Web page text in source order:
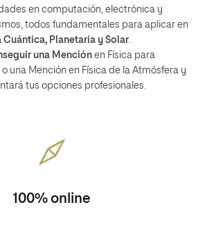
en computación, electrónica y
todos fundamentales para aplicar en
Cuántica, Planetaria y Solar.
una Mención en Física para
una Mención en Física de la Atmósfera y
tus opciones profesionales.
100% online